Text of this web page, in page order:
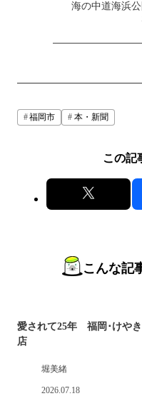
海の中道海浜
福岡市 本・新聞
この記
こんな記
愛されて25年 福岡･けや
店
堀美緒
2026.07.18